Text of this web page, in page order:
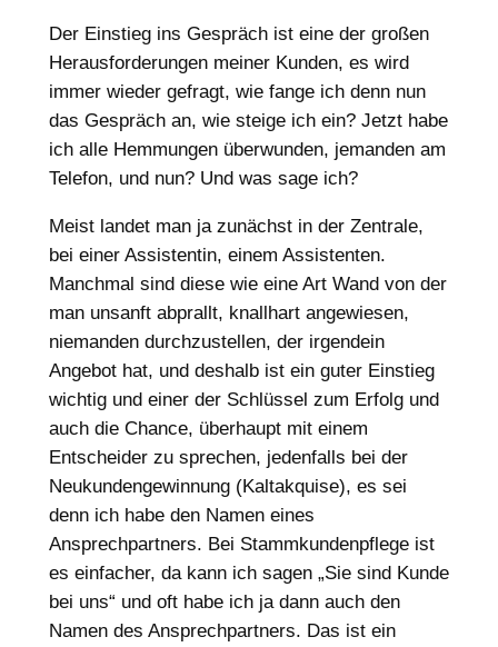
Der Einstieg ins Gespräch ist eine der großen
Herausforderungen meiner Kunden, es wird
immer wieder gefragt, wie fange ich denn nun
das Gespräch an, wie steige ich ein? Jetzt habe
ich alle Hemmungen überwunden, jemanden am
Telefon, und nun? Und was sage ich?
Meist landet man ja zunächst in der Zentrale,
bei einer Assistentin, einem Assistenten.
Manchmal sind diese wie eine Art Wand von der
man unsanft abprallt, knallhart angewiesen,
niemanden durchzustellen, der irgendein
Angebot hat, und deshalb ist ein guter Einstieg
wichtig und einer der Schlüssel zum Erfolg und
auch die Chance, überhaupt mit einem
Entscheider zu sprechen, jedenfalls bei der
Neukundengewinnung (Kaltakquise), es sei
denn ich habe den Namen eines
Ansprechpartners. Bei Stammkundenpflege ist
es einfacher, da kann ich sagen „Sie sind Kunde
bei uns“ und oft habe ich ja dann auch den
Namen des Ansprechpartners. Das ist ein